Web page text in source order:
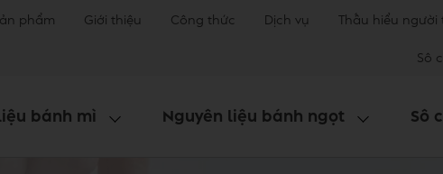
phẩm Giới thiệu Công thức Dịch vụ Thấu hiểu người
Sô
bánh mì Nguyên liệu bánh ngọt Sô